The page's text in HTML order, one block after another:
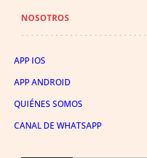
NOSOTROS
APP IOS
APP ANDROID
QUIÉNES SOMOS
CANAL DE WHATSAPP